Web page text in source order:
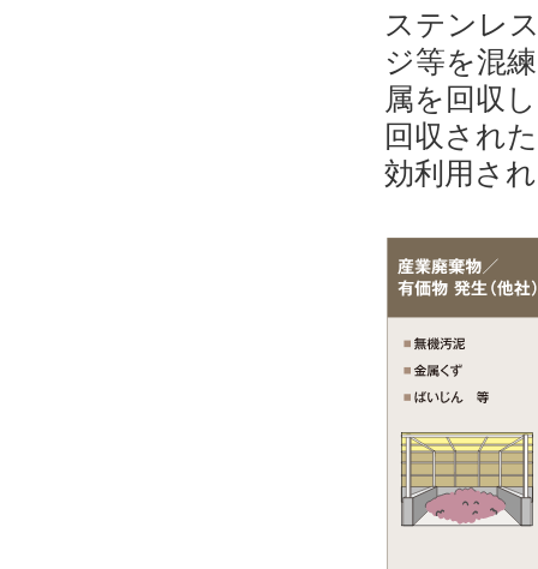
ステンレ
ジ等を混
属を回収
回収され
効利用さ